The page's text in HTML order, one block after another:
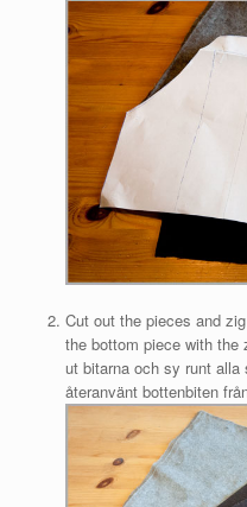
Cut out the pieces and
the bottom piece with the
ut bitarna och sy runt alla
återanvänt bottenbiten